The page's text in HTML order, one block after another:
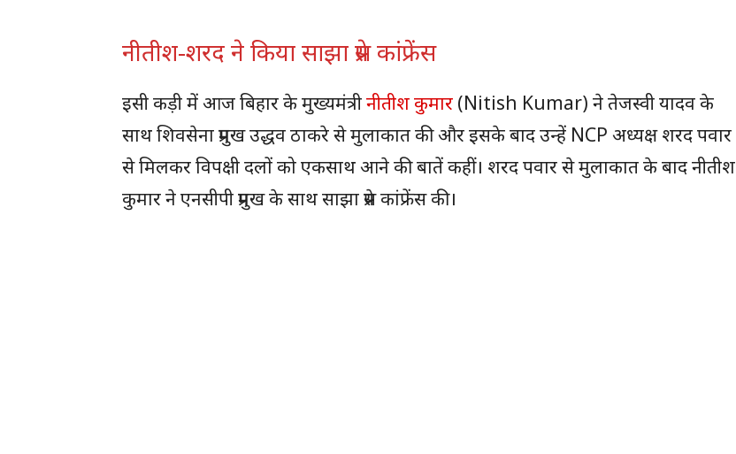
नीतीश-शरद ने किया साझा प्रेस कांफ्रेंस
इसी कड़ी में आज बिहार के मुख्यमंत्रीनीतीश कुमार (Nitish Kumar) ने तेजस्वी यादव के
साथ शिवसेना प्रमुख उद्धव ठाकरे से मुलाकात की और इसके बाद उन्हें NCP अध्यक्ष शरद पवार
से मिलकर विपक्षी दलों को एकसाथ आने की बातें कहीं। शरद पवार से मुलाकात के बाद नीतीश
कुमार ने एनसीपी प्रमुख के साथ साझा प्रेस कांफ्रेंस की।